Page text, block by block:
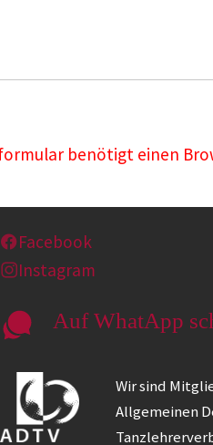
benötigt einen
Facebook
Instagram
Auf WhatApp
Wir sind
Allgemeinen